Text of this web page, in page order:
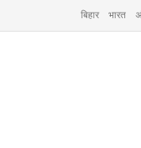
बिहार भारत